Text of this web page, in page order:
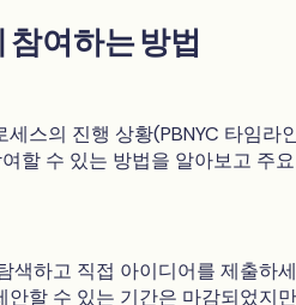
여하는 방법
스의 진행 상황(PBNYC 타임라
할 수 있는 방법을 알아보고 주
색하고 직접 아이디어를 제출하
안할 수 있는 기간은 마감되었지